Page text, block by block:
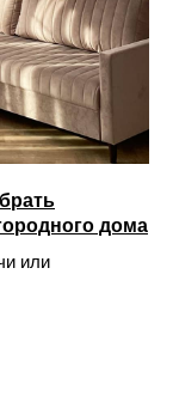
дома
или